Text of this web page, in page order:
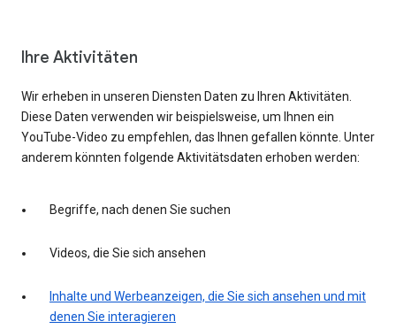
Ihre Aktivitäten
Wir erheben in unseren Diensten Daten zu Ihren Aktivitäten.
Diese Daten verwenden wir beispielsweise, um Ihnen ein
YouTube-Video zu empfehlen, das Ihnen gefallen könnte. Unter
anderem könnten folgende Aktivitätsdaten erhoben werden:
Begriffe, nach denen Sie suchen
Videos, die Sie sich ansehen
Inhalte und Werbeanzeigen, die Sie sich ansehen und mit
denen Sie interagieren